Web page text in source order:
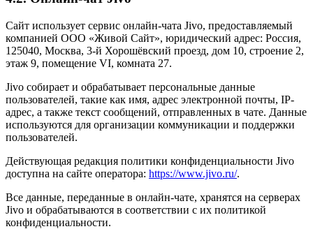
Сайт использует сервис онлайн-чата Jivo, предоставляемый
компанией ООО «Живой Сайт», юридический адрес: Россия,
125040, Москва, 3-й Хорошёвский проезд, дом 10, строение 2,
этаж 9, помещение VI, комната 27.
Jivo собирает и обрабатывает персональные данные
пользователей, такие как имя, адрес электронной почты, IP-
адрес, а также текст сообщений, отправленных в чате. Данные
используются для организации коммуникации и поддержки
пользователей.
Действующая редакция политики конфиденциальности Jivo
доступна на сайте оператора: https://www.jivo.ru/.
Все данные, переданные в онлайн-чате, хранятся на серверах
Jivo и обрабатываются в соответствии с их политикой
конфиденциальности.